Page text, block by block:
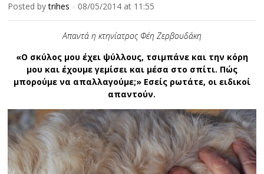
Posted bytrihes 08/05/2014 at 11:55
Απαντά η κτηνίατρος Φέη Ζερβουδάκη
«Ο σκύλος μου έχει ψύλλους, τσιμπάνε και την κόρη
μου και έχουμε γεμίσει και μέσα στο σπίτι. Πώς
μπορούμε να απαλλαγούμε;» Εσείς ρωτάτε, οι ειδικοί
απαντούν.